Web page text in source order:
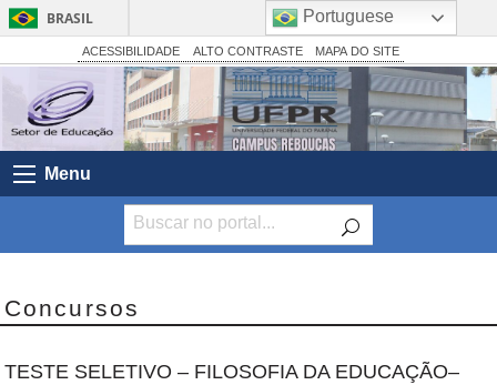
BRASIL
Simplifique!
Comunica BR
Participe
Acesso à informação
Canais
ACESSIBILIDADE ALTO CONTRASTE MAPA DO SITE
Menu
Concursos
TESTE SELETIVO – FILOSOFIA DA EDUCAÇÃO–
Portuguese